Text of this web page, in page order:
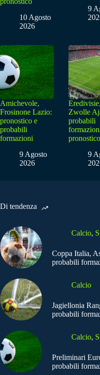
10 Agosto
2026
9
Amichevole,
Frosinone Lazio:
pronostico e
probabili
formazioni
9 Agosto
2026
Eredivisie,
Zwolle
probabili
pronostico
9
Di tendenza
Calcio,
Coppa Italia,
probabili
Calcio
Jagiellonia
probabili
Calcio,
Preliminari
probabili